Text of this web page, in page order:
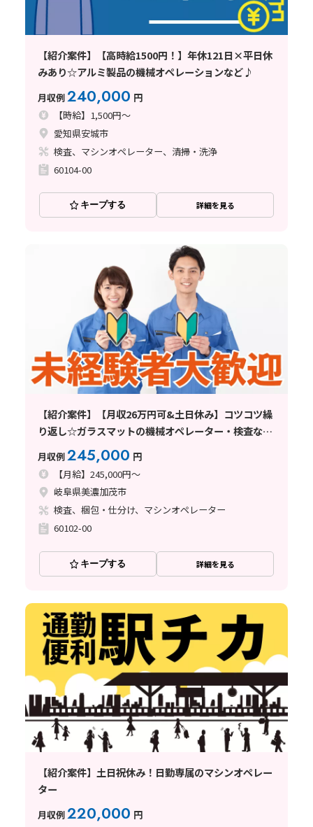
【紹介案件】【高時給1500円！】年休121日×平日休
みあり☆アルミ製品の機械オペレーションなど♪
月収例240,000 円
【時給】1,500円～
愛知県安城市
検査、マシンオペレーター、清掃・洗浄
60104-00
キープする 詳細を見る
【紹介案件】【月収26万円可&土日休み】コツコツ繰
り返し☆ガラスマットの機械オペレーター・検査など
月収例245,000 円
【月給】245,000円～
岐阜県美濃加茂市
検査、梱包・仕分け、マシンオペレーター
60102-00
キープする 詳細を見る
【紹介案件】土日祝休み！日勤専属のマシンオペレー
ター
月収例220,000 円